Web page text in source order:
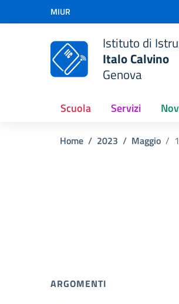
Vai ai contenuti
Vai al menu di navigazione
MIUR
Istituto di
Italo Calvino
Genova
Scuola Servizi
Home 2023 Maggio
ARGOMENTI